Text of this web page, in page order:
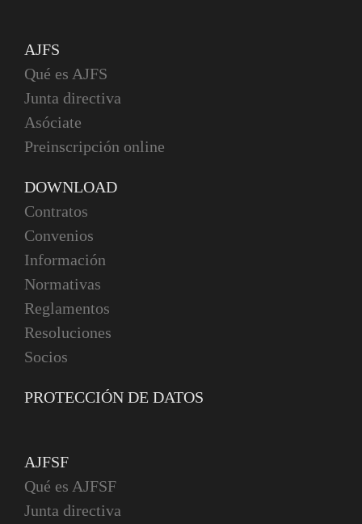
AJFS
Qué es AJFS
Junta directiva
Asóciate
Preinscripción online
DOWNLOAD
Contratos
Convenios
Información
Normativas
Reglamentos
Resoluciones
Socios
PROTECCIÓN DE DATOS
AJFSF
Qué es AJFSF
Junta directiva